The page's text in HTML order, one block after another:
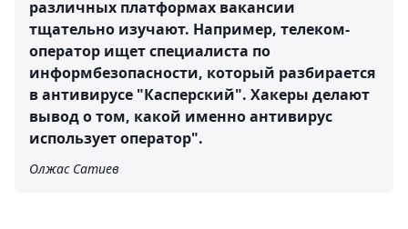
различных платформах вакансии
тщательно изучают. Например, телеком-
оператор ищет специалиста по
информбезопасности, который разбирается
в антивирусе "Касперский". Хакеры делают
вывод о том, какой именно антивирус
использует оператор".
Олжас Сатиев